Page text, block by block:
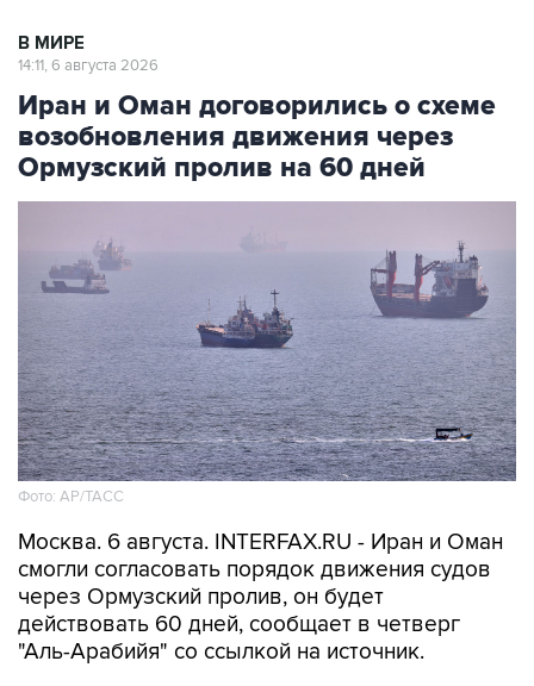
В МИРЕ
14:11, 6 августа 2026
Иран и Оман договорились о схеме
возобновления движения через
Ормузский пролив на 60 дней
Фото: AP/ТАСС
Москва. 6 августа. INTERFAX.RU - Иран и Оман
смогли согласовать порядок движения судов
через Ормузский пролив, он будет
действовать 60 дней, сообщает в четверг
"Аль-Арабийя" со ссылкой на источник.